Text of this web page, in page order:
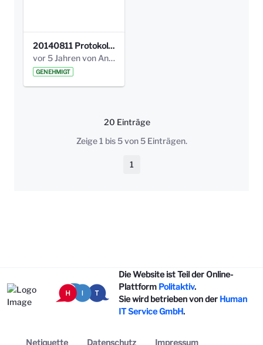
20140811 Protokoll Park am Gesundheitsamt 02.pdf
vor 5 Jahren von Anni Schlumberger
GENEHMIGT
20 Einträge
Pro Seite
Zeige 1 bis 5 von 5 Einträgen.
Seite
1
Die Website ist Teil der Online-
Plattform Politaktiv.
Sie wird betrieben von der Human
IT Service GmbH.
Netiquette Datenschutz Impressum